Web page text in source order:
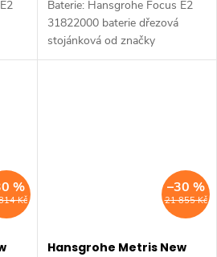
Baterie: Hansgrohe Focus E2
31822000 baterie dřezová
stojánková od značky
Hansgrohe. Série: Focus E2.
Kč
%
21 855 Kč
–30 %
Hansgrohe Metris New